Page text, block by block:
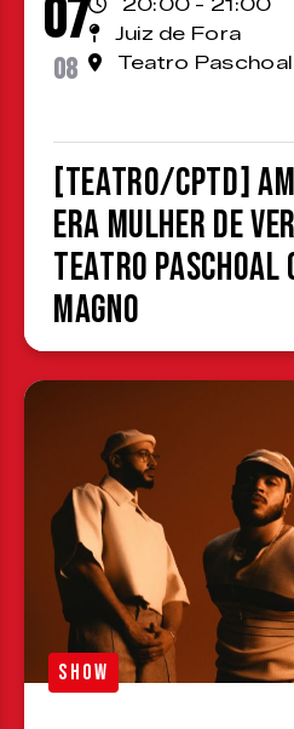
07
08
20:00 - 21:00
Juiz de Fora
Teatro
[TEATRO/CPTD]
era mulher de
Teatro Paschoal
Magno
SHOW